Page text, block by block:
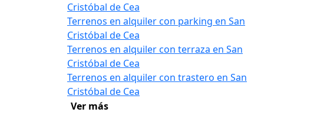
Cristóbal de Cea
Terrenos en alquiler con parking en San
Cristóbal de Cea
Terrenos en alquiler con terraza en San
Cristóbal de Cea
Terrenos en alquiler con trastero en San
Cristóbal de Cea
Ver más